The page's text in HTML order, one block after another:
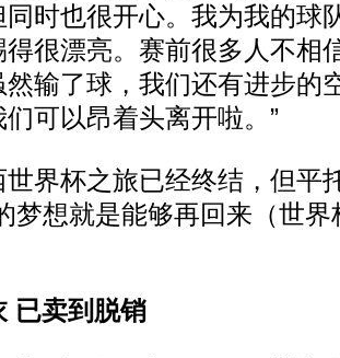
时也很开心。我为我的球
很漂亮。赛前很多人不相
输了球，我们还有进步的
可以昂着头离开啦。”
杯之旅已经终结，但平
梦想就是能够再回来（世
已卖到脱销